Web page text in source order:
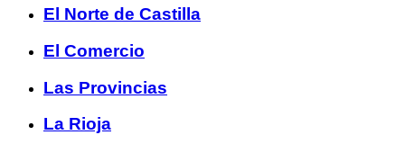
El Norte de Castilla
El Comercio
Las Provincias
La Rioja